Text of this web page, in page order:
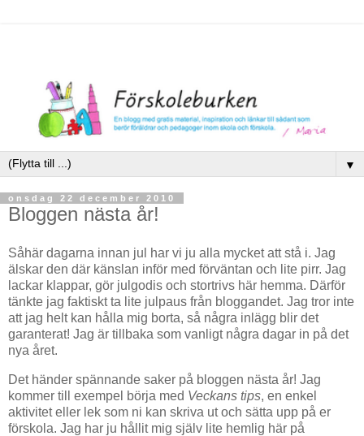
▼
onsdag 22 december 2010
Bloggen nästa år!
Såhär dagarna innan jul har vi ju alla mycket att stå i. Jag
älskar den där känslan inför med förväntan och lite pirr. Jag
lackar klappar, gör julgodis och stortrivs här hemma. Därför
tänkte jag faktiskt ta lite julpaus från bloggandet. Jag tror inte
att jag helt kan hålla mig borta, så några inlägg blir det
garanterat! Jag är tillbaka som vanligt några dagar in på det
nya året.
Det händer spännande saker på bloggen nästa år! Jag
kommer till exempel börja med Veckans tips, en enkel
aktivitet eller lek som ni kan skriva ut och sätta upp på er
förskola. Jag har ju hållit mig själv lite hemlig här på